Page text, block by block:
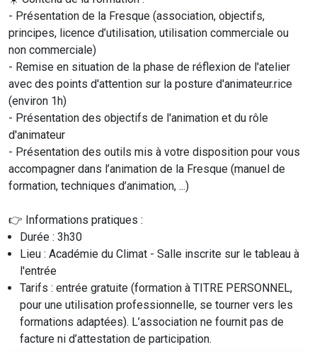
- Présentation de la Fresque (association, objectifs,
principes, licence d’utilisation, utilisation commerciale ou
non commerciale)
- Remise en situation de la phase de réflexion de l'atelier
avec des points d'attention sur la posture d'animateur.rice
(environ 1h)
- Présentation des objectifs de l'animation et du rôle
d'animateur
- Présentation des outils mis à votre disposition pour vous
accompagner dans l’animation de la Fresque (manuel de
formation, techniques d’animation, ...)
👉 Informations pratiques :
Durée : 3h30
Lieu : Académie du Climat - Salle inscrite sur le tableau à
l'entrée
Tarifs : entrée gratuite (formation à TITRE PERSONNEL,
pour une utilisation professionnelle, se tourner vers les
formations adaptées). L’association ne fournit pas de
facture ni d’attestation de participation.